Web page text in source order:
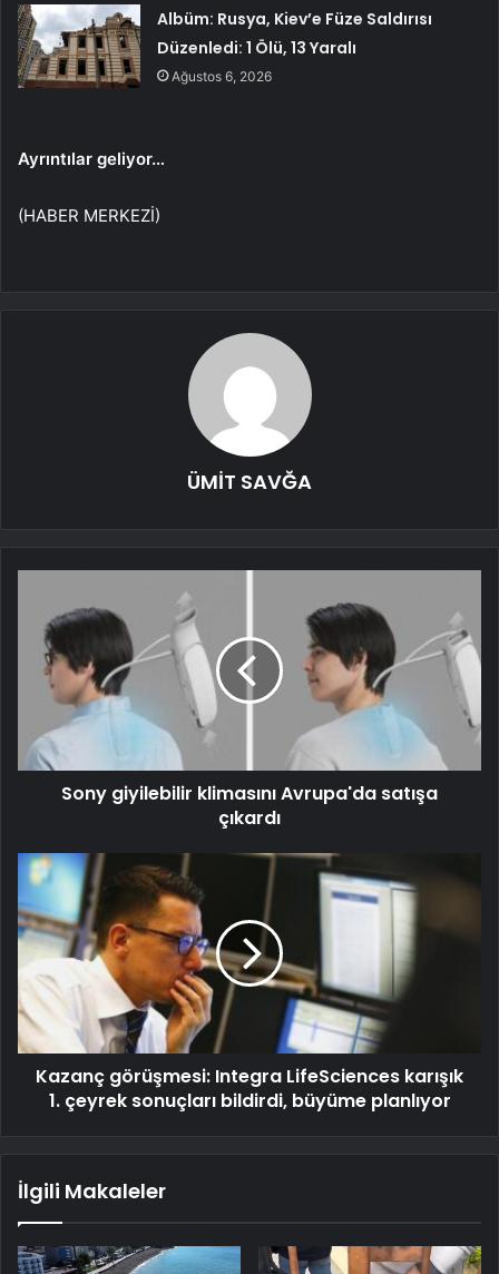
Albüm: Rusya, Kiev’e Füze Saldırısı
Düzenledi: 1 Ölü, 13 Yaralı
Ağustos 6, 2026
Ayrıntılar geliyor…
(HABER MERKEZİ)
ÜMİT SAVĞA
Sony giyilebilir klimasını Avrupa'da satışa
çıkardı
Kazanç görüşmesi: Integra LifeSciences karışık
1. çeyrek sonuçları bildirdi, büyüme planlıyor
İlgili Makaleler